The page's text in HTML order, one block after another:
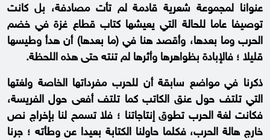
عنوانا لمجموعة شعرية قادمة لم تأت مصادفة، بل كانت
توصيفا عاما للحالة التي يعيشها كتاب قطاع غزة في خضم
الحرب وما بعدها، وأقصد هنا في (ما بعدها) أن هدأ وطيسها
قليلا ؛ فالإبادة بظواهرها وأثرها لم تنته حتى هذه اللحظة.
ذكرنا في مواضع سابقة أن للحرب مفرداتها الخاصة ولغتها
التي تلتف حول عنق الكاتب كما تلتف أفعى حول الفريسة،
فكانت لغة الحرب تطوق إنتاجاتنا ؛ فلا تسمح لنا بإخراج نص
خارج هالة الحرب، فكلما حاولنا الكتابة بعيدا عن وطأته ؛ جرنا